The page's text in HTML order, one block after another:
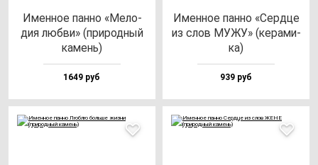
Имен­ное пан­но «Мело­
дия люб­ви» (при­род­ный
ка­мень)
1649 руб
Имен­ное пан­но «Сер­дце
из слов МУЖУ» (ке­ра­ми­
ка)
939 руб